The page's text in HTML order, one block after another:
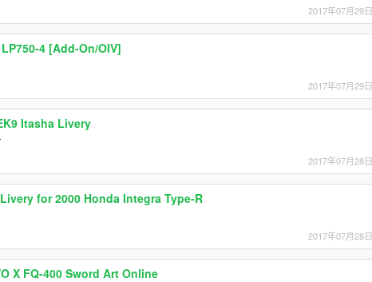
2017年07月29日
4 [Add-On/OIV]
2017年07月29日
Itasha Livery
2017年07月28日
for 2000 Honda Integra Type-R
2017年07月28日
X FQ-400 Sword Art Online